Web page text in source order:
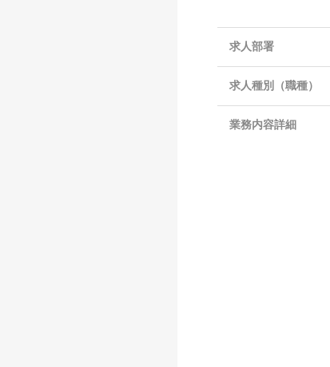
求人部署
求人種別（職種）
業務内容詳細